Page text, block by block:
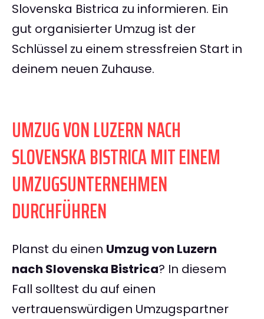
Slovenska Bistrica zu informieren. Ein
gut organisierter Umzug ist der
Schlüssel zu einem stressfreien Start in
deinem neuen Zuhause.
UMZUG VON LUZERN NACH
SLOVENSKA BISTRICA MIT EINEM
UMZUGSUNTERNEHMEN
DURCHFÜHREN
Planst du einen Umzug von Luzern
nach Slovenska Bistrica? In diesem
Fall solltest du auf einen
vertrauenswürdigen Umzugspartner